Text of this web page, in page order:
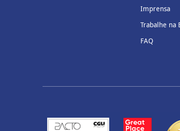
Imprensa
Trabalhe na
FAQ